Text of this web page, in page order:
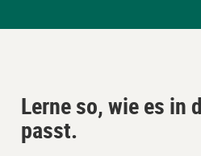
Lerne so, wie es in
passt.